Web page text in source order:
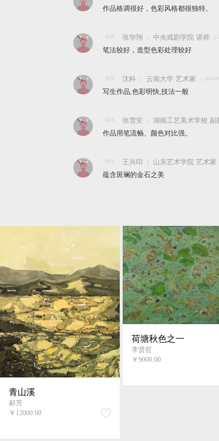
作品格调很好，色彩风格都很独特。
伯乐 张华翔 中央戏剧学院 讲师
笔法较好，造型色彩处理较好
伯乐 沈科 云南大学 艺术家 2016-
写生作品,色彩明快,技法一般
伯乐 张雪安
湖南工艺美术学校 副
作品用笔流畅、颜色对比强。
伯乐 王兴印
山东艺术学院 艺术家
蕴含斑斓的金石之美
青山溪
郝芳
￥12000.00
荷塘秋色之一
李贤哲
￥9000.00